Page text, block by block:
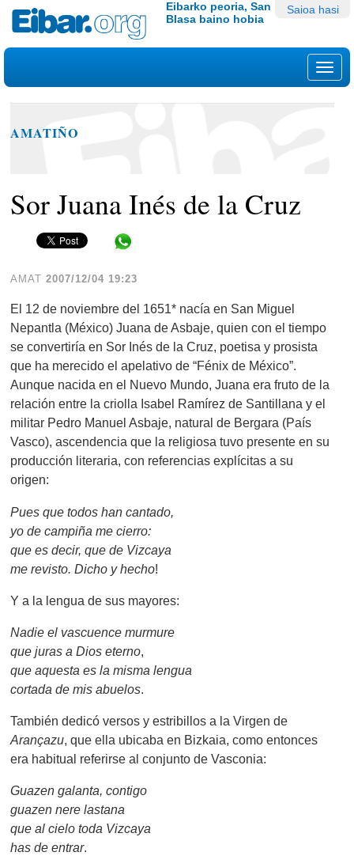
Edukira
salto
|
egin
nabigazioara
Tresna
pertsonalak
Saioa hasi
Eibarko peoria, San
Blasa baino hobia
AMATIÑO
Sor Juana Inés de la Cruz
AMAT 2007/12/04 19:23
El 12 de noviembre del 1651* nacía en San Miguel
Nepantla (México) Juana de Asbaje, quien con el tiempo
se convertiría en Sor Inés de la Cruz, poetisa y prosista
que ha merecido el apelativo de “Fénix de México”.
Aunque nacida en el Nuevo Mundo, Juana era fruto de la
relación entre la criolla Isabel Ramírez de Santillana y el
militar Pedro Manuel Asbaje, natural de Bergara (País
Vasco), ascendencia que la religiosa tuvo presente en su
producción literaria, con referencias explícitas a su
origen:
Pues que todos han cantado,
yo de campiña me cierro:
que es decir, que de Vizcaya
me revisto. Dicho y hecho!
Y a la lengua de sus mayores:
Nadie el vascuence murmure
que juras a Dios eterno,
que aquesta es la misma lengua
cortada de mis abuelos.
También dedicó versos y estribillos a la Virgen de
Arançazu, que ella ubicaba en Bizkaia, como entonces
era habitual referirse al conjunto de Vasconia:
Guazen galanta, contigo
guazen nere lastana
que al cielo toda Vizcaya
has de entrar.